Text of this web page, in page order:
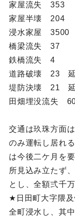
家屋流失 353
家屋半壊 204
浸水家屋 3500
橋梁流失 37
鉄橋流失 4
道路破壊 23 延
堤防決壊 21 延
田畑埋没流失
交通は玖珠方面
のみ運転し居れ
は今後二ケ月を
所見込み立たず
とし、全額弍千
★日田町大字隈
全町浸水し、其